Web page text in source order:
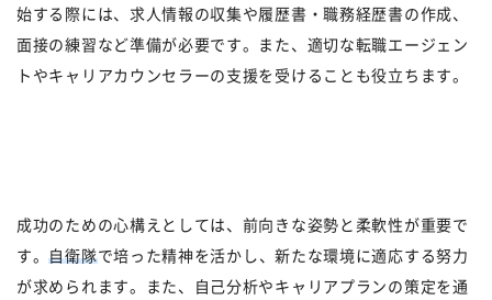
始する際には、求人情報の収集や履歴書・職務経歴書の作成、
面接の練習など準備が必要です。また、適切な転職エージェン
トやキャリアカウンセラーの支援を受けることも役立ちます。
成功のための心構えとしては、前向きな姿勢と柔軟性が重要で
す。自衛隊で培った精神を活かし、新たな環境に適応する努力
が求められます。また、自己分析やキャリアプランの策定を通